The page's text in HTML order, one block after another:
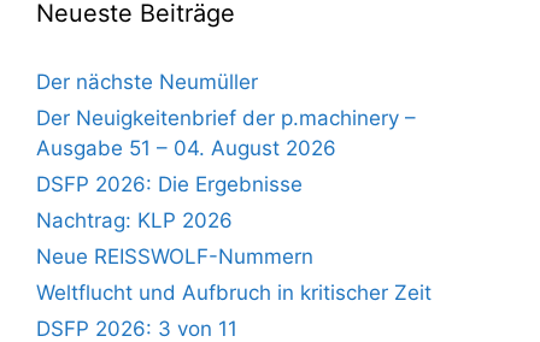
Neueste Beiträge
Der nächste Neumüller
Der Neuigkeitenbrief der p.machinery –
Ausgabe 51 – 04. August 2026
DSFP 2026: Die Ergebnisse
Nachtrag: KLP 2026
Neue REISSWOLF-Nummern
Weltflucht und Aufbruch in kritischer Zeit
DSFP 2026: 3 von 11